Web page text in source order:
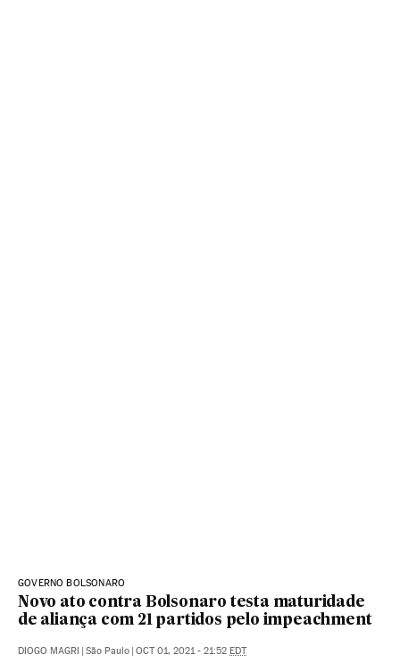
GOVERNO BOLSONARO
Novo ato contra Bolsonaro testa maturidade
de aliança com 21 partidos pelo impeachment
DIOGO MAGRI | São Paulo | OCT 01, 2021 - 21:52 EDT